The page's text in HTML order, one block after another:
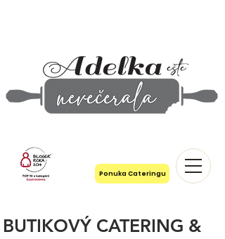
Ponuka Cateringu
BUTIKOVÝ CATERING &